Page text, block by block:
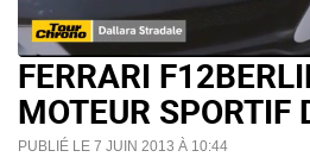
FERRARI
MOTEUR SPORTIF
PUBLIÉ LE 7 JUIN 2013 À 10:44